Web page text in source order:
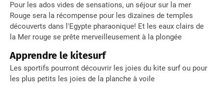
Pour les ados vides de sensations, un séjour sur la mer
Rouge sera la récompense pour les dizaines de temples
découverts dans l'Egypte pharaonique! Et les eaux clairs de
la Mer rouge se prête merveilleusement à la plongée
Apprendre le kitesurf
Les sportifs pourront découvrir les joies du kite surf ou pour
les plus petits les joies de la planche à voile